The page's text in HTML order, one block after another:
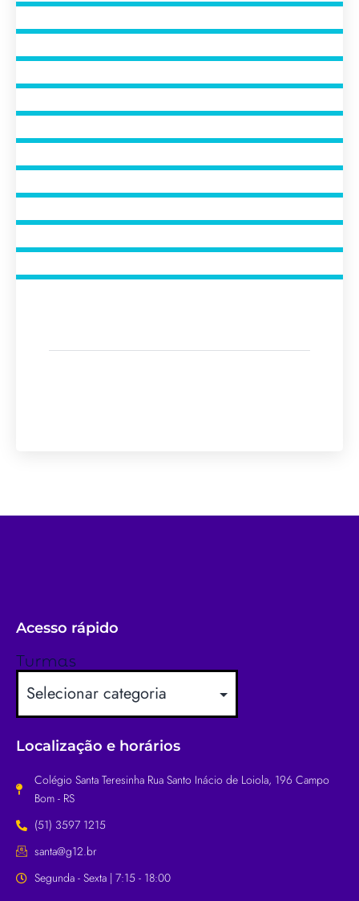
Acesso rápido
Turmas
Localização e horários
Colégio Santa Teresinha Rua Santo Inácio de Loiola, 196 Campo
Bom - RS
(51) 3597 1215
santa@g12.br
Segunda - Sexta | 7:15 - 18:00